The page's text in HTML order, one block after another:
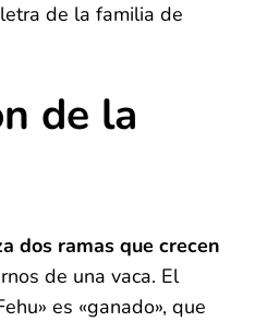
de la familia de
de la
dos ramas que crecen
de una vaca. El
es «ganado», que